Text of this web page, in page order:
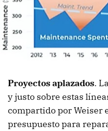
Proyectos aplazados.
y justo sobre estas
compartido por Weiser
presupuesto para